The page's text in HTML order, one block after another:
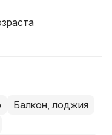
Балкон, лоджия